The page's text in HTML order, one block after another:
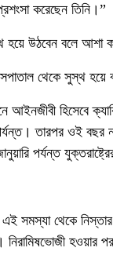
করেছেন তিনি।”
হয়ে উঠবেন বলে আশা
থেকে সুস্থ
হিসেবে
তারপর ওই বছর
পর্যন্ত
থেকে নিস্তার
নিরামিষভোজী